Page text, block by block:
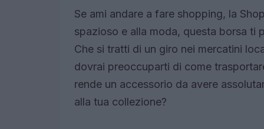
Se ami andare a fare shopping, la
spazioso e alla moda, questa borsa ti
Che si tratti di un giro nei mercatini
dovrai preoccuparti di come
rende un accessorio da avere
alla tua collezione?